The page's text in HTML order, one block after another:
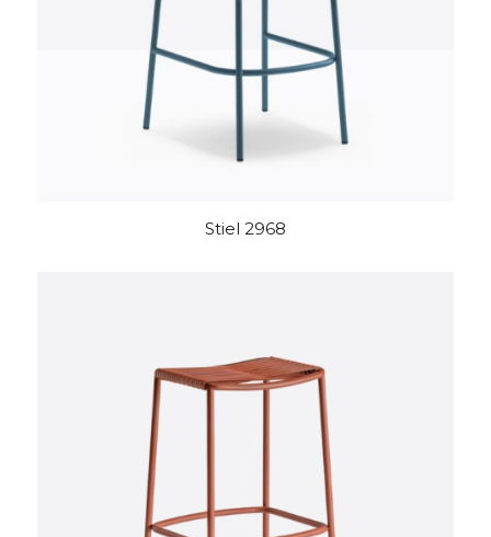
Stiel 2968